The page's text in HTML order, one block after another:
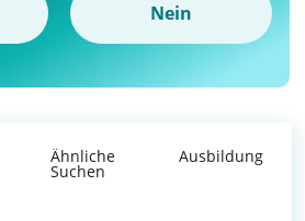
Nein
Ähnliche
Suchen
Ausbildung